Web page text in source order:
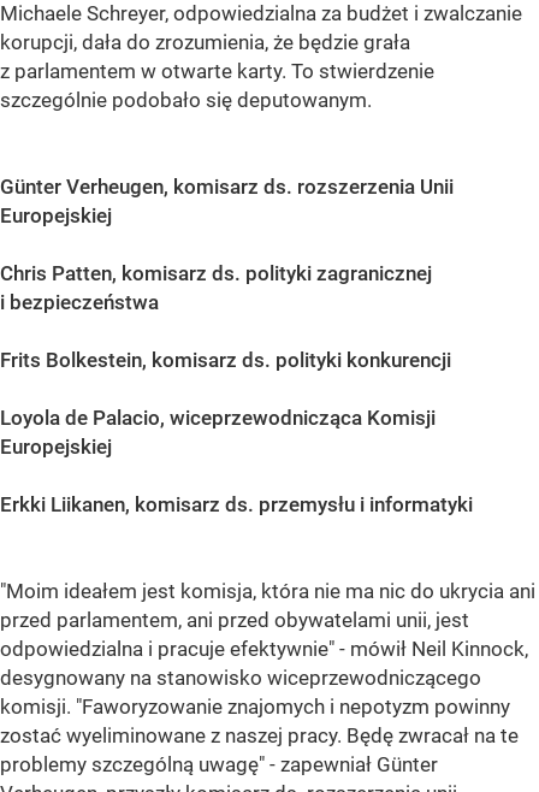
Michaele Schreyer, odpowiedzialna za budżet i zwalczanie
korupcji, dała do zrozumienia, że będzie grała
z parlamentem w otwarte karty. To stwierdzenie
szczególnie podobało się deputowanym.
Günter Verheugen, komisarz ds. rozszerzenia Unii
Europejskiej
Chris Patten, komisarz ds. polityki zagranicznej
i bezpieczeństwa
Frits Bolkestein, komisarz ds. polityki konkurencji
Loyola de Palacio, wiceprzewodnicząca Komisji
Europejskiej
Erkki Liikanen, komisarz ds. przemysłu i informatyki
"Moim ideałem jest komisja, która nie ma nic do ukrycia ani
przed parlamentem, ani przed obywatelami unii, jest
odpowiedzialna i pracuje efektywnie" - mówił Neil Kinnock,
desygnowany na stanowisko wiceprzewodniczącego
komisji. "Faworyzowanie znajomych i nepotyzm powinny
zostać wyeliminowane z naszej pracy. Będę zwracał na te
problemy szczególną uwagę" - zapewniał Günter